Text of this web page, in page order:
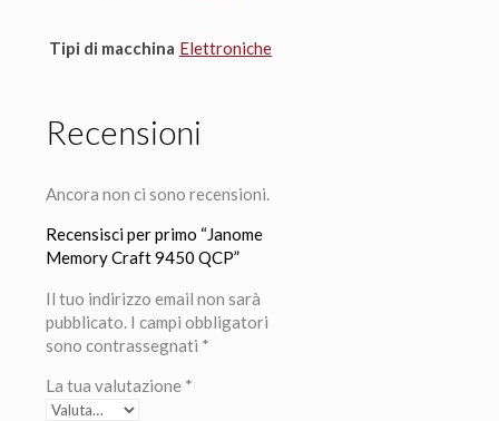
Tipi di macchina Elettroniche
Recensioni
Ancora non ci sono recensioni.
Recensisci per primo “Janome
Memory Craft 9450 QCP”
Il tuo indirizzo email non sarà
pubblicato. I campi obbligatori
sono contrassegnati *
La tua valutazione *